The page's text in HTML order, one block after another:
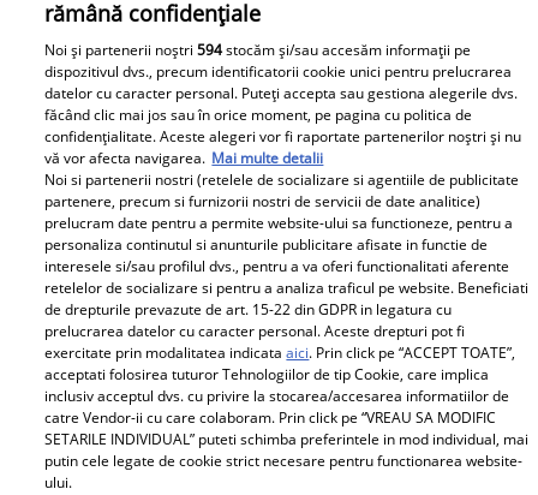
Apartamentul de la mare al lui Jorge a
fost devastat. Cum au lăsat turiștii
locuința: „Unii oameni nu au educație,
bun simț și respect față de nimic”
rămână confidențiale
Noi și partenerii noștri594stocăm și/sau accesăm informații pe
dispozitivul dvs., precum identificatorii cookie unici pentru prelucrarea
datelor cu caracter personal. Puteți accepta sau gestiona alegerile dvs.
făcând clic mai jos sau în orice moment, pe pagina cu politica de
confidențialitate. Aceste alegeri vor fi raportate partenerilor noștri și nu
vă vor afecta navigarea. Mai multe detalii
Noi si partenerii nostri (retelele de socializare si agentiile de publicitate
partenere, precum si furnizorii nostri de servicii de date analitice)
prelucram date pentru a permite website-ului sa functioneze, pentru a
personaliza continutul si anunturile publicitare afisate in functie de
interesele si/sau profilul dvs., pentru a va oferi functionalitati aferente
retelelor de socializare si pentru a analiza traficul pe website. Beneficiati
de drepturile prevazute de art. 15-22 din GDPR in legatura cu
prelucrarea datelor cu caracter personal. Aceste drepturi pot fi
exercitate prin modalitatea indicataaici. Prin click pe “ACCEPT TOATE”,
acceptati folosirea tuturor Tehnologiilor de tip Cookie, care implica
inclusiv acceptul dvs. cu privire la stocarea/accesarea informatiilor de
catre Vendor-ii cu care colaboram. Prin click pe “VREAU SA MODIFIC
SETARILE INDIVIDUAL” puteti schimba preferintele in mod individual, mai
putin cele legate de cookie strict necesare pentru functionarea website-
ului.